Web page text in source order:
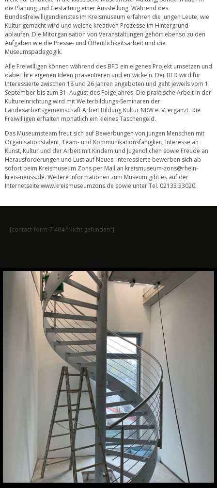
die Planung und Gestaltung einer Ausstellung. Während des
Bundesfreiwilligendienstes im Kreismuseum erfahren die jungen Leute, wie
Kultur gemacht wird und welche kreativen Prozesse im Hintergrund
ablaufen. Die Mitorganisation von Veranstaltungen gehört ebenso zu den
Aufgaben wie die Presse- und Öffentlichkeitsarbeit und die
Museumspädagogik.
Alle Freiwilligen können während des BFD ein eigenes Projekt umsetzen und
dabei ihre eigenen Ideen präsentieren und entwickeln. Der BFD wird für
Interessierte zwischen 18 und 26 Jahren angeboten und geht jeweils vom 1.
September bis zum 31. August des Folgejahres. Die praktische Arbeit in der
Kultureinrichtung wird mit Weiterbildungs-Seminaren der
Landesarbeitsgemeinschaft Arbeit Bildung Kultur NRW e. V. ergänzt. Die
Freiwilligen erhalten monatlich ein kleines Taschengeld.
Das Museumsteam freut sich auf Bewerbungen von jungen Menschen mit
Organisationstalent, Team- und Kommunikationsfähigkeit, Interesse an
Kunst, Kultur und der Arbeit mit Kindern und Jugendlichen sowie Freude an
Herausforderungen und Lust auf Neues. Interessierte bewerben sich ab
sofort beim Kreismuseum Zons per Mail an kreismuseum-zons@rhein-
kreis-neuss.de. Weitere Informationen zum Museum gibt es auf der
Internetseite www.kreismuseumzons.de sowie unter Tel. 02133 53020.
[contact-form-7 404 "Nicht gefunden"]